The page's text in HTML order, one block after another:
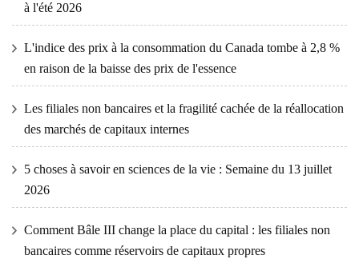
à l'été 2026
L'indice des prix à la consommation du Canada tombe à 2,8 %
en raison de la baisse des prix de l'essence
Les filiales non bancaires et la fragilité cachée de la réallocation
des marchés de capitaux internes
5 choses à savoir en sciences de la vie : Semaine du 13 juillet
2026
Comment Bâle III change la place du capital : les filiales non
bancaires comme réservoirs de capitaux propres